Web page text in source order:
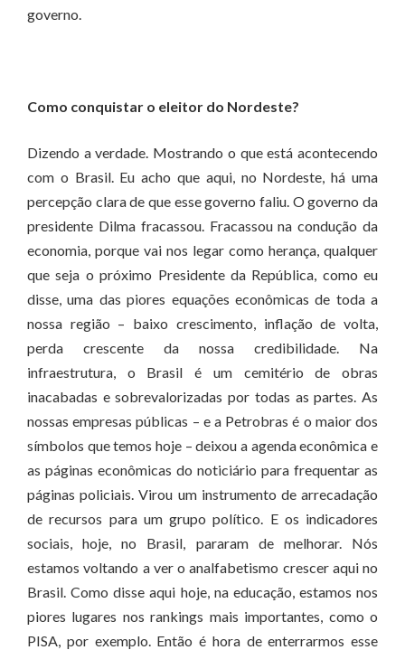
governo.
Como conquistar o eleitor do Nordeste?
Dizendo a verdade. Mostrando o que está acontecendo
com o Brasil. Eu acho que aqui, no Nordeste, há uma
percepção clara de que esse governo faliu. O governo da
presidente Dilma fracassou. Fracassou na condução da
economia, porque vai nos legar como herança, qualquer
que seja o próximo Presidente da República, como eu
disse, uma das piores equações econômicas de toda a
nossa região – baixo crescimento, inflação de volta,
perda crescente da nossa credibilidade. Na
infraestrutura, o Brasil é um cemitério de obras
inacabadas e sobrevalorizadas por todas as partes. As
nossas empresas públicas – e a Petrobras é o maior dos
símbolos que temos hoje – deixou a agenda econômica e
as páginas econômicas do noticiário para frequentar as
páginas policiais. Virou um instrumento de arrecadação
de recursos para um grupo político. E os indicadores
sociais, hoje, no Brasil, pararam de melhorar. Nós
estamos voltando a ver o analfabetismo crescer aqui no
Brasil. Como disse aqui hoje, na educação, estamos nos
piores lugares nos rankings mais importantes, como o
PISA, por exemplo. Então é hora de enterrarmos esse